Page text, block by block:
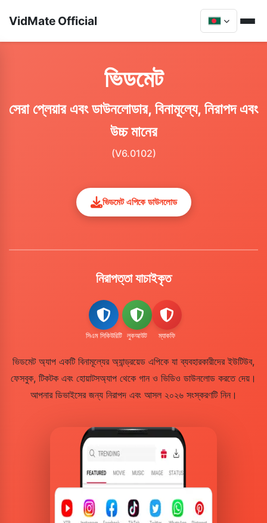
VidMate Official
ভিডমেট
সেরা প্লেয়ার এবং ডাউনলোডার, বিনামূল্যে, নিরাপদ এবং
উচ্চ মানের
(V6.0102)
ভিডমেট এপিকে ডাউনলোড
নিরাপত্তা যাচাইকৃত
সিএম সিকিউরিটি লুকআউট ম্যাকফি
ভিডমেট অ্যাপ একটি বিনামূল্যের অ্যান্ড্রয়েড এপিকে যা ব্যবহারকারীদের ইউটিউব,
ফেসবুক, টিকটক এবং হোয়াটসঅ্যাপ থেকে গান ও ভিডিও ডাউনলোড করতে দেয়।
আপনার ডিভাইসের জন্য নিরাপদ এবং আসল ২০২৬ সংস্করণটি নিন।